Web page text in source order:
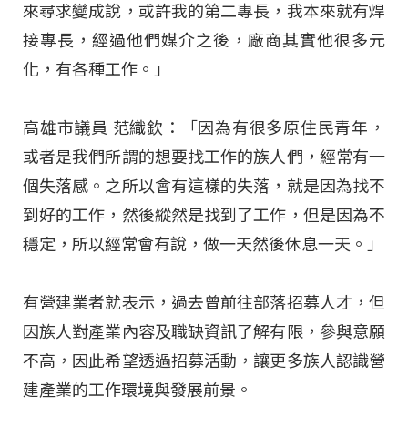
來尋求變成說，或許我的第二專長，我本來就有焊
接專長，經過他們媒介之後，廠商其實他很多元
化，有各種工作。」
高雄市議員 范織欽：「因為有很多原住民青年，
或者是我們所謂的想要找工作的族人們，經常有一
個失落感。之所以會有這樣的失落，就是因為找不
到好的工作，然後縱然是找到了工作，但是因為不
穩定，所以經常會有說，做一天然後休息一天。」
有營建業者就表示，過去曾前往部落招募人才，但
因族人對產業內容及職缺資訊了解有限，參與意願
不高，因此希望透過招募活動，讓更多族人認識營
建產業的工作環境與發展前景 。